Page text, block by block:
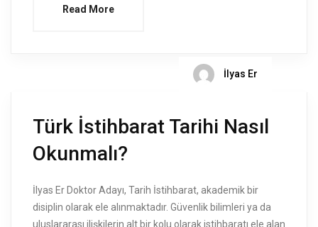
Read More
İlyas Er
Türk İstihbarat Tarihi Nasıl
Okunmalı?
İlyas Er Doktor Adayı, Tarih İstihbarat, akademik bir
disiplin olarak ele alınmaktadır. Güvenlik bilimleri ya da
uluslararası ilişkilerin alt bir kolu olarak istihbaratı ele alan